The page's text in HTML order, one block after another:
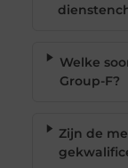
Welke
Group-F?
Zijn de